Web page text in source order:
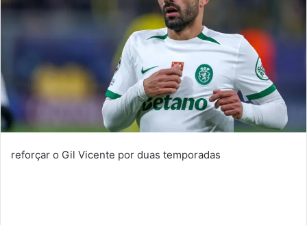
reforçar o Gil Vicente por duas temporadas